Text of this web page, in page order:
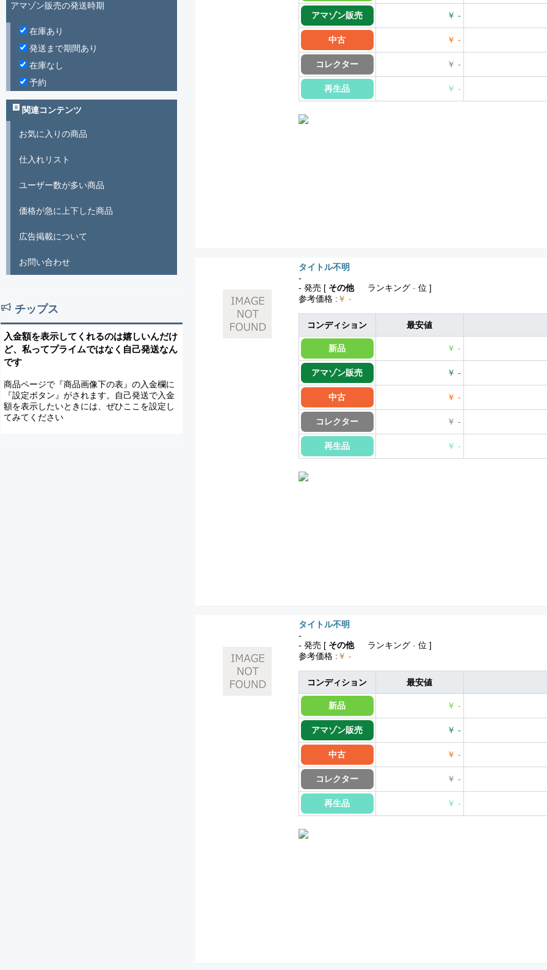
アマゾン販売 ￥ -
中古 ￥ -
コレクター ￥ -
再生品 ￥ -
タイトル不明
-
- 発売 [ その他 ランキング - 位 ]
参考価格 : ￥ -
コンディション 最安値
新品 ￥ -
アマゾン販売 ￥ -
中古 ￥ -
コレクター ￥ -
再生品 ￥ -
タイトル不明
-
- 発売 [ その他 ランキング - 位 ]
参考価格 : ￥ -
コンディション 最安値
新品 ￥ -
アマゾン販売 ￥ -
中古 ￥ -
コレクター ￥ -
再生品 ￥ -
アマゾン販売の発送時期
在庫あり
発送まで期間あり
在庫なし
予約
関連コンテンツ
お気に入りの商品
仕入れリスト
ユーザー数が多い商品
価格が急に上下した商品
広告掲載について
お問い合わせ
チップス
入金額を表示してくれるのは嬉しいんだけ
ど、私ってプライムではなく自己発送なん
です
商品ページで『商品画像下の表』の入金欄に
『設定ボタン』がされます。自己発送で入金
額を表示したいときには、ぜひここを設定し
てみてください